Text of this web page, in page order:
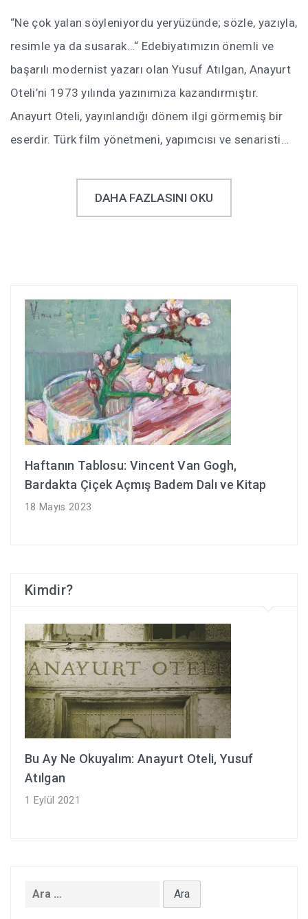
“Ne çok yalan söyleniyordu yeryüzünde; sözle, yazıyla,
resimle ya da susarak…“ Edebiyatımızın önemli ve
başarılı modernist yazarı olan Yusuf Atılgan, Anayurt
Oteli’ni 1973 yılında yazınımıza kazandırmıştır.
Anayurt Oteli, yayınlandığı dönem ilgi görmemiş bir
eserdir. Türk film yönetmeni, yapımcısı ve senaristi…
DAHA FAZLASINI OKU
Haftanın Tablosu: Vincent Van Gogh,
Bardakta Çiçek Açmış Badem Dalı ve Kitap
18 Mayıs 2023
Kimdir?
Bu Ay Ne Okuyalım: Anayurt Oteli, Yusuf
Atılgan
1 Eylül 2021
Arama: